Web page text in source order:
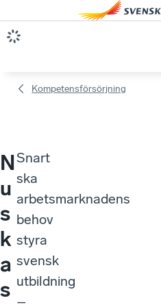
Kompetensförsörjning
N
u
s
k
a
s
Snart
ska
arbetsmarknadens
behov
styra
svensk
utbildning
–